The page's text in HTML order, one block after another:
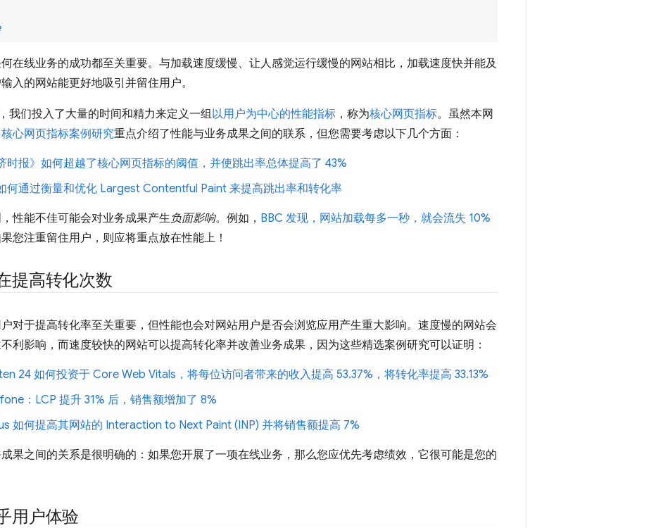
在线业务的成功都至关重要。与加载速度缓慢、让人感觉运行缓慢的网站相比，加载速度快并能及
入的网站能更好地吸引并留住用户。
我们投入了大量的时间和精力来定义一组以用户为中心的性能指标 ，称为核心网页指标。虽然本网
心网页指标案例研究重点介绍了性能与业务成果之间的联系，但您需要考虑以下几个方面：
时报》如何超越了核心网页指标的阈值，并使跳出率总体提高了 43%
何通过衡量和优化 Largest Contentful Paint 来提高跳出率和转化率
性能不佳可能会对业务成果产生负面影响。例如， BBC 发现，网站加载每多一秒，就会流失 10%
您注重留住用户，则应将重点放在性能上！
提高转化次数
对于提高转化率至关重要，但性能也会对网站用户是否会浏览应用产生重大影响。速度慢的网站会
利影响，而速度较快的网站可以提高转化率并改善业务成果，因为这些精选案例研究可以证明：
24 如何投资于 Core Web Vitals，将每位访问者带来的收入提高 53.37%，将转化率提高 33.13%
：LCP 提升 31% 后，销售额增加了 8%
如何提高其网站的 Interaction to Next Paint (INP) 并将销售额提高 7%
果之间的关系是很明确的：如果您开展了一项在线业务，那么您应优先考虑绩效，它很可能是您的
用户体验